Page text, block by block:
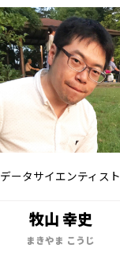
データサイエンティスト
牧山 幸史
まきやま こうじ